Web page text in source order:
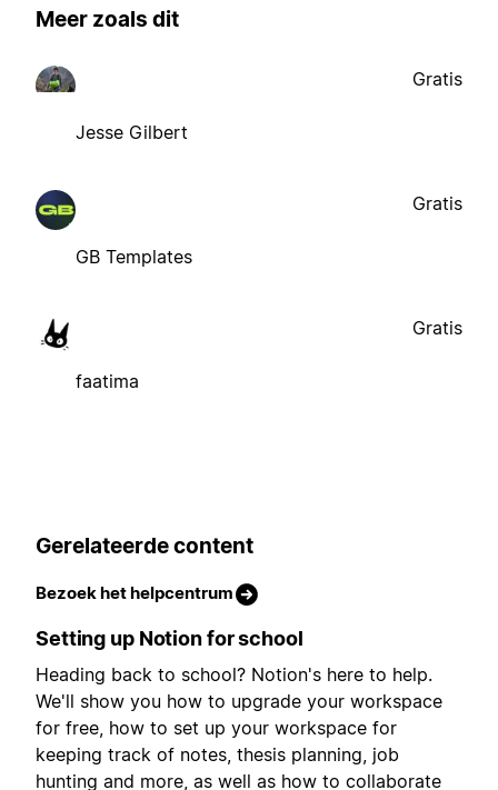
Meer zoals dit
Jesse Gilbert
Gratis
GB Templates
Gratis
faatima
Gratis
Gerelateerde content
Bezoek het helpcentrum
Setting up Notion for school
Heading back to school? Notion's here to help.
We'll show you how to upgrade your workspace
for free, how to set up your workspace for
keeping track of notes, thesis planning, job
hunting and more, as well as how to collaborate